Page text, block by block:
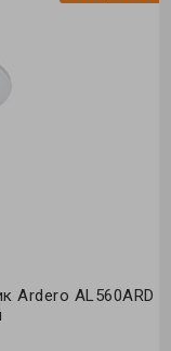
Ardero AL560ARD